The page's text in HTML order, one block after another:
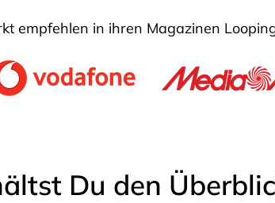
empfehlen in ihren Magazinen
Du den